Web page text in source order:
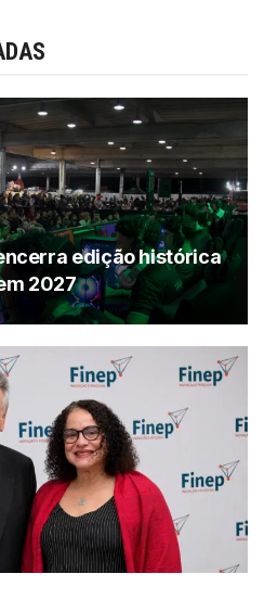
sugerido de R$ 39,90.
edição histórica
2027